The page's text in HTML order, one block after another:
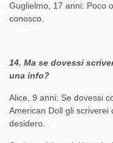
Guglielmo, 17 anni: Poco
conosco.
14. Ma se dovessi
una info?
Alice, 9 anni: Se dovessi
American Doll gli
desidero.